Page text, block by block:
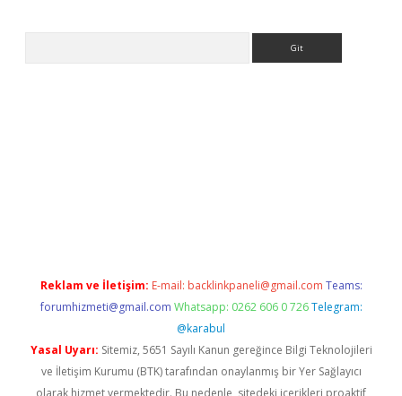
Reklam ve İletişim: E-mail: backlinkpaneli@gmail.com Teams:
forumhizmeti@gmail.com Whatsapp: 0262 606 0 726 Telegram:
@karabul
Yasal Uyarı: Sitemiz, 5651 Sayılı Kanun gereğince Bilgi Teknolojileri
ve İletişim Kurumu (BTK) tarafından onaylanmış bir Yer Sağlayıcı
olarak hizmet vermektedir. Bu nedenle, sitedeki içerikleri proaktif